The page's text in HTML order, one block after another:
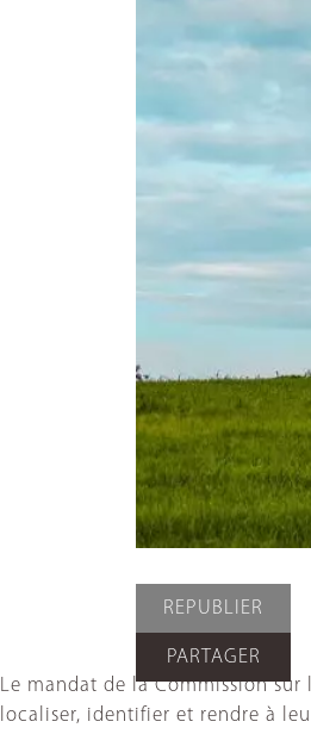
REPUBLIER
PARTAGER
Le mandat de la Commission
localiser, identifier et rendre à